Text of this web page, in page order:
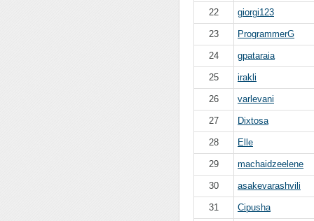
22 giorgi123
23 ProgrammerG
24 gpataraia
25 irakli
26 varlevani
27 Dixtosa
28 Elle
29 machaidzeelene
30 asakevarashvili
31 Cipusha